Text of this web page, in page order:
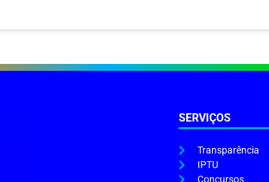
SERVIÇOS
Transparência
IPTU
Concursos